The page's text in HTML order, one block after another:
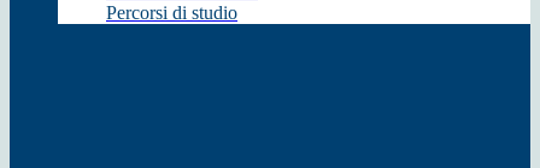
Percorsi di studio